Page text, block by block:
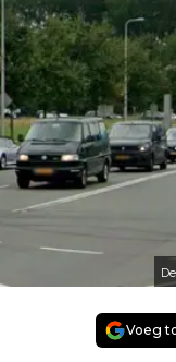
Voeg